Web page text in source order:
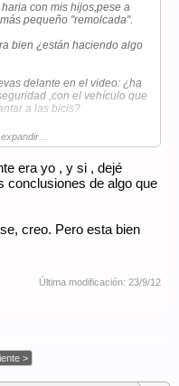
con mis hijos,pese a
pequeño "remolcada".
bien ¿están haciendo algo
delante en el video: ¿ha
,con el vehículo que
a las bicis?
era yo , y si , dejé
conclusiones de algo que
creo. Pero esta bien
Última modificación: 23/9/12
>